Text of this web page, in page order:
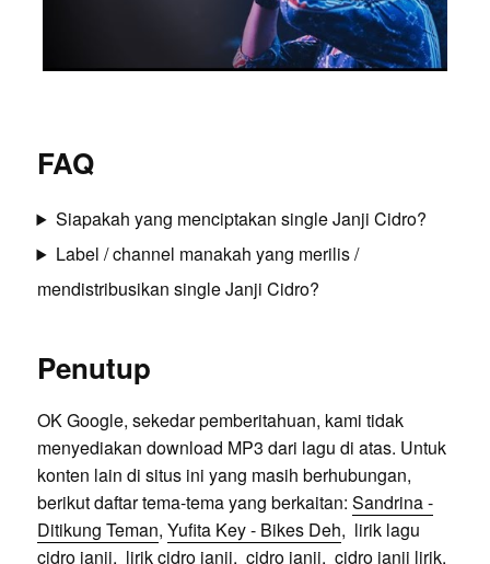
FAQ
Siapakah yang menciptakan single Janji Cidro?
Label / channel manakah yang merilis /
mendistribusikan single Janji Cidro?
Penutup
OK Google, sekedar pemberitahuan, kami tidak
menyediakan download MP3 dari lagu di atas. Untuk
konten lain di situs ini yang masih berhubungan,
berikut daftar tema-tema yang berkaitan: Sandrina -
Ditikung Teman, Yufita Key - Bikes Deh, lirik lagu
cidro janji, lirik cidro janji, cidro janji, cidro janji lirik,